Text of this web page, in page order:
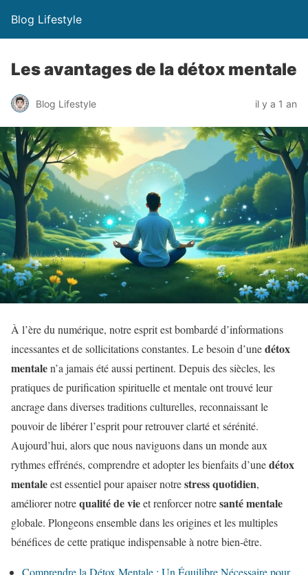
Blog Lifestyle
Les avantages de la détox mentale
Blog Lifestyle il y a 1 an
À l’ère du numérique, notre esprit est bombardé d’informations
incessantes et de sollicitations constantes. Le besoin d’unedétox
mentalen’a jamais été aussi pertinent. Depuis des siècles, les
pratiques de purification spirituelle et mentale ont trouvé leur
ancrage dans diverses traditions culturelles, reconnaissant le
pouvoir de libérer l’esprit pour retrouver clarté et sérénité.
Aujourd’hui, alors que nous naviguons dans un monde aux
rythmes effrénés, comprendre et adopter les bienfaits d’unedétox
mentaleest essentiel pour apaiser notrestress quotidien,
améliorer notrequalité de vieet renforcer notresanté mentale
globale. Plongeons ensemble dans les origines et les multiples
bénéfices de cette pratique indispensable à notre bien-être.
Comprendre la Détox Mentale : Un Équilibre Nécessaire pour